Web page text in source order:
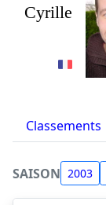
Cyrille
Classements
SAISON 2003